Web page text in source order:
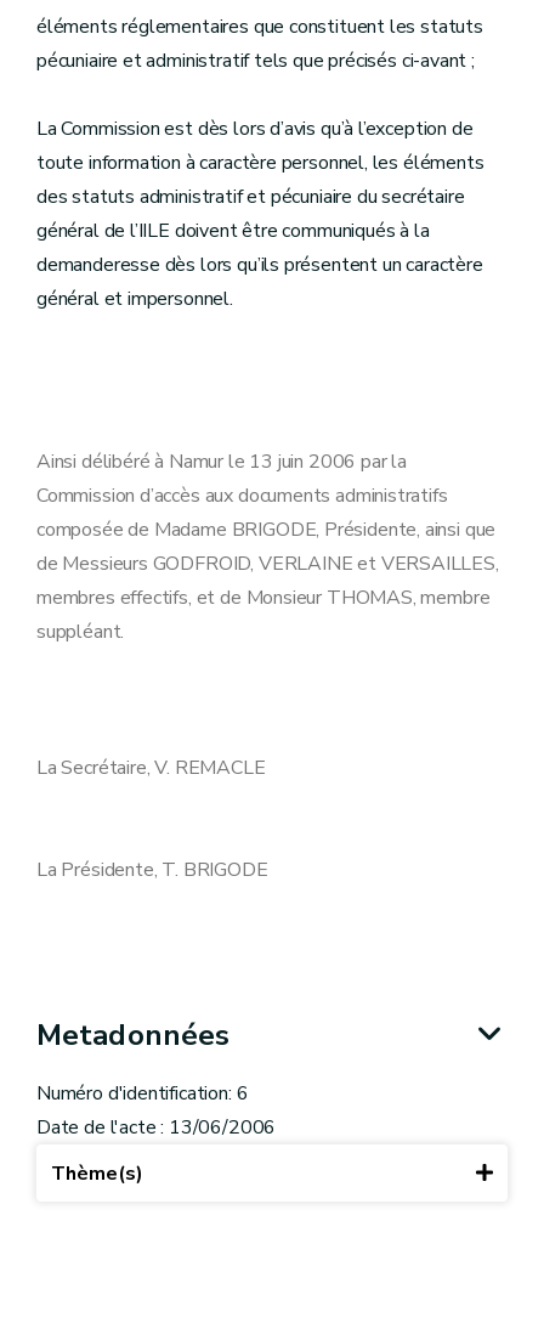
éléments réglementaires que constituent les statuts
pécuniaire et administratif tels que précisés ci-avant ;
La Commission est dès lors d’avis qu’à l’exception de
toute information à caractère personnel, les éléments
des statuts administratif et pécuniaire du secrétaire
général de l’IILE doivent être communiqués à la
demanderesse dès lors qu’ils présentent un caractère
général et impersonnel.
Ainsi délibéré à Namur le 13 juin 2006 par la
Commission d’accès aux documents administratifs
composée de Madame BRIGODE, Présidente, ainsi que
de Messieurs GODFROID, VERLAINE et VERSAILLES,
membres effectifs, et de Monsieur THOMAS, membre
suppléant.
La Secrétaire, V. REMACLE
La Présidente, T. BRIGODE
Metadonnées
Numéro d'identification: 6
Date de l'acte : 13/06/2006
Thème(s)